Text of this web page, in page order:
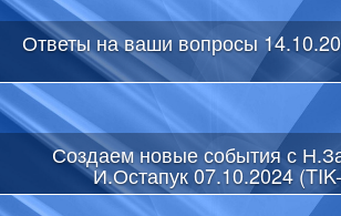
Ответы на ваши вопросы
Создаем новые события с
И.Остапук 07.10.2024